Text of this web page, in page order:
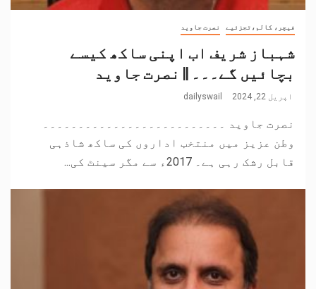
فیچر، کالم،تجزئیے نصرت جاوید
شہباز شریف اب اپنی ساکھ کیسے
بچائیں گے۔۔۔ || نصرت جاوید
اپریل 22, 2024 dailyswail
نصرت جاوید ۔۔۔۔۔۔۔۔۔۔۔۔۔۔۔۔۔۔۔۔۔۔۔۔۔۔
وطن عزیز میں منتخب اداروں کی ساکھ شاذہی
قابل رشک رہی ہے۔ 2017ء سے مگر سینٹ کی...